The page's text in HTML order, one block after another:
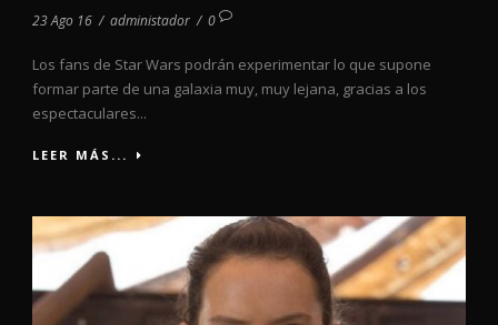
23 Ago 16 / administador / 0
Los fans de Star Wars podrán experimentar lo que supone
formar parte de una galaxia muy, muy lejana, gracias a los
espectaculares...
LEER MÁS...